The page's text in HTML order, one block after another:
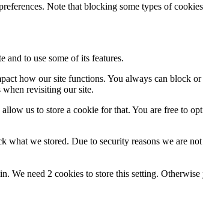
Note that blocking some types of
and to use some of its features.
how our site functions. You always can block
revisiting our site.
us to store a cookie for that. You are free to
we stored. Due to security reasons we are
We need 2 cookies to store this setting.